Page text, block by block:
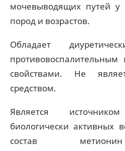
мочевыводящих путей
пород и возрастов.
Обладает
противовоспалительным
свойствами. Не
средством.
Является
биологически активных
состав